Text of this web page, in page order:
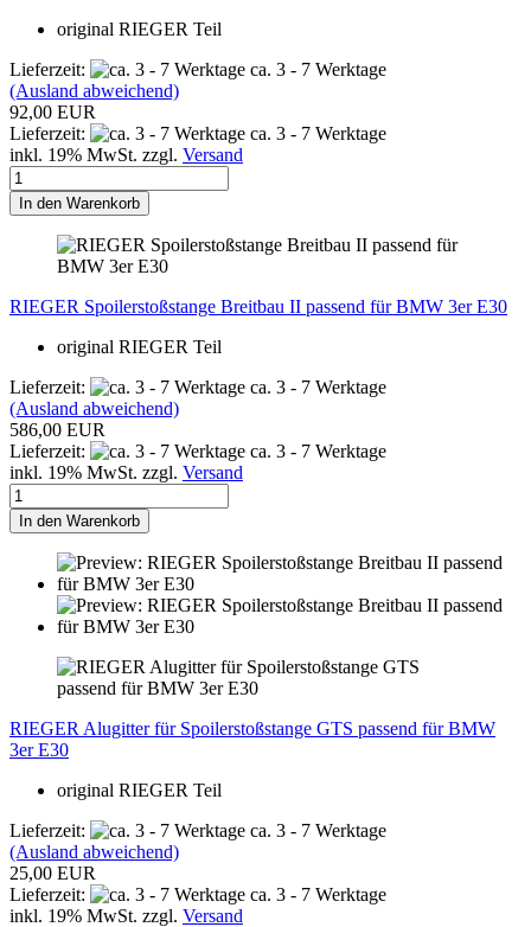
original RIEGER Teil
Lieferzeit:
ca. 3 - 7 Werktage
(Ausland abweichend)
92,00 EUR
Lieferzeit:
ca. 3 - 7 Werktage
inkl. 19% MwSt. zzgl. Versand
In den Warenkorb
RIEGER Spoilerstoßstange Breitbau II passend für BMW 3er E30
original RIEGER Teil
Lieferzeit:
ca. 3 - 7 Werktage
(Ausland abweichend)
586,00 EUR
Lieferzeit:
ca. 3 - 7 Werktage
inkl. 19% MwSt. zzgl. Versand
In den Warenkorb
RIEGER Alugitter für Spoilerstoßstange GTS passend für BMW
3er E30
original RIEGER Teil
Lieferzeit:
ca. 3 - 7 Werktage
(Ausland abweichend)
25,00 EUR
Lieferzeit:
ca. 3 - 7 Werktage
inkl. 19% MwSt. zzgl. Versand